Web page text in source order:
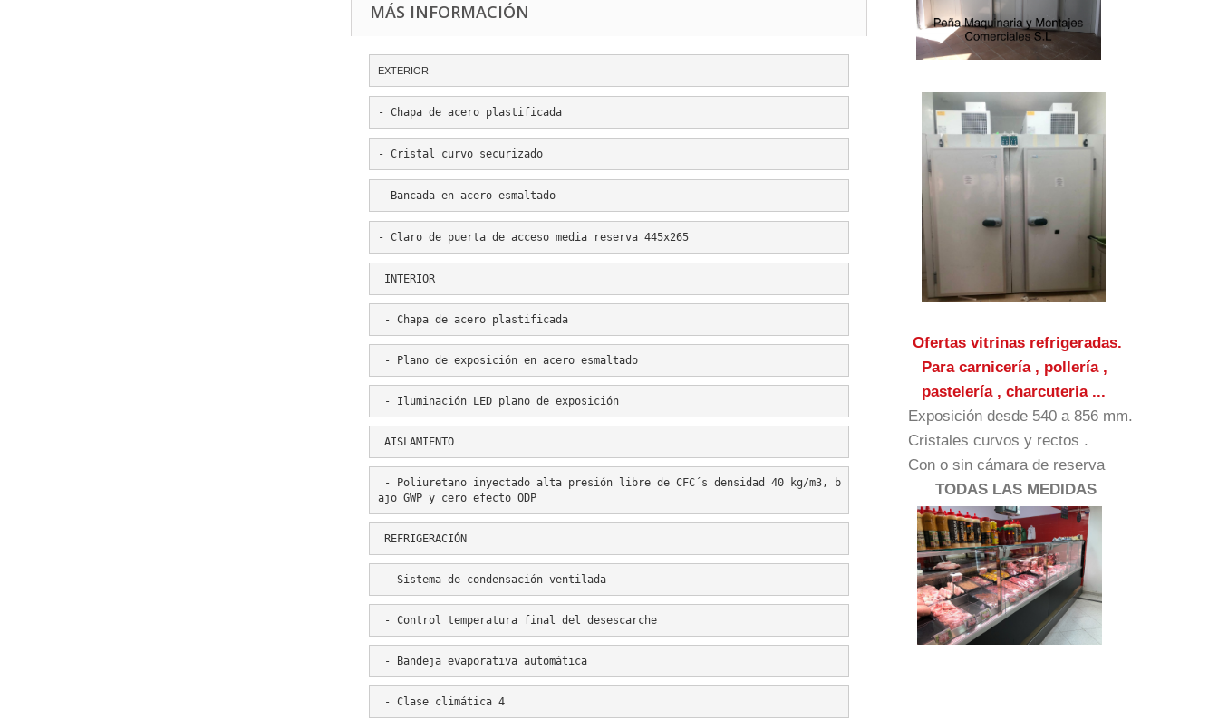
MÁS INFORMACIÓN
EXTERIOR
- Chapa de acero plastificada
- Cristal curvo securizado
- Bancada en acero esmaltado
- Claro de puerta de acceso media reserva 445x265
INTERIOR
- Chapa de acero plastificada
- Plano de exposición en acero esmaltado
- Iluminación LED plano de exposición
AISLAMIENTO
- Poliuretano inyectado alta presión libre de CFC´s densidad 40 kg/m3, b
ajo GWP y cero efecto ODP
REFRIGERACIÓN
- Sistema de condensación ventilada
- Control temperatura final del desescarche
- Bandeja evaporativa automática
- Clase climática 4
Ofertas vitrinas refrigeradas.
Para carnicería , pollería ,
pastelería , charcuteria ...
Exposición desde 540 a 856 mm.
Cristales curvos y rectos .
Con o sin cámara de reserva
TODAS LAS MEDIDAS